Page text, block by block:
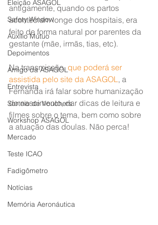
Eleição ASAGOL
Safety Window
Auxílio Mútuo
Depoimentos
Amigo da ASAGOL
Entrevista
Sorteio de Vouchers
Workshop ASAGOL
Mercado
Teste ICAO
Fadigômetro
Notícias
Memória Aeronáutica
antigamente, quando os partos
aconteciam longe dos hospitais, era
feito de forma natural por parentes da
gestante (mãe, irmãs, tias, etc).
Na transmissão, que poderá ser
assistida pelo site da ASAGOL, a
Fernanda irá falar sobre humanização
do nascimento, dar dicas de leitura e
filmes sobre o tema, bem como sobre
a atuação das doulas. Não perca!